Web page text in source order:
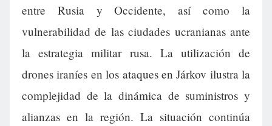
entre Rusia y Occidente, así como la
vulnerabilidad de las ciudades ucranianas ante
la estrategia militar rusa. La utilización de
drones iraníes en los ataques en Járkov ilustra la
complejidad de la dinámica de suministros y
alianzas en la región. La situación continúa